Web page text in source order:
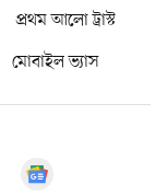
প্রথম আলো ট্রাস্ট
মোবাইল ভ্যাস